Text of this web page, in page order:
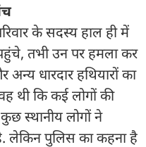
के सदस्य हाल ही में
तभी उन पर हमला कर
अन्य धारदार हथियारों का
थी कि कई लोगों की
स्थानीय लोगों ने
लेकिन पुलिस का कहना है